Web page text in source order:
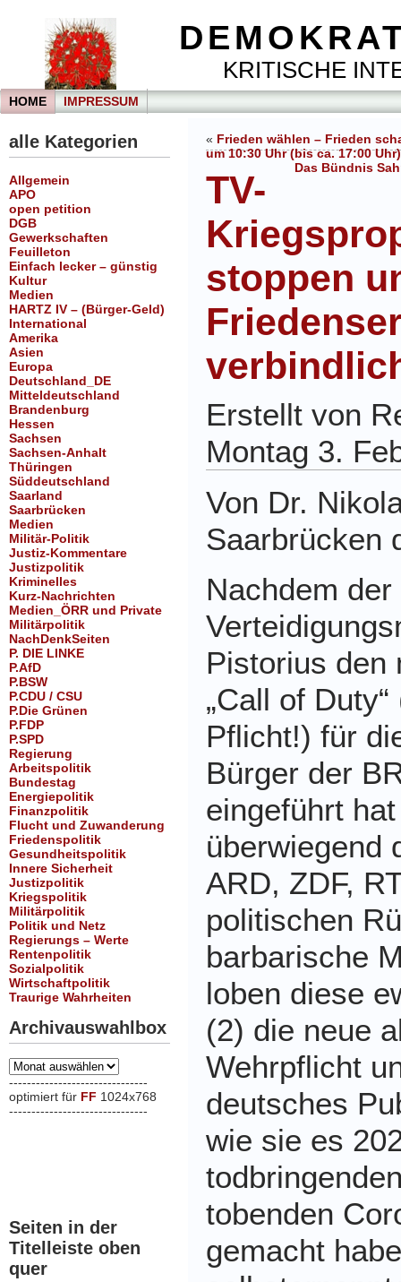
KRITISCHE
HOME IMPRESSUM
alle Kategorien
Allgemein
APO
open petition
DGB
Gewerkschaften
Feuilleton
Einfach lecker – günstig
Kultur
Medien
HARTZ IV – (Bürger-Geld)
International
Amerika
Asien
Europa
Deutschland_DE
Mitteldeutschland
Brandenburg
Hessen
Sachsen
Sachsen-Anhalt
Thüringen
Süddeutschland
Saarland
Saarbrücken
Medien
Militär-Politik
Justiz-Kommentare
Justizpolitik
Kriminelles
Kurz-Nachrichten
Medien_ÖRR und Private
Militärpolitik
NachDenkSeiten
P. DIE LINKE
P.AfD
P.BSW
P.CDU / CSU
P.Die Grünen
P.FDP
P.SPD
Regierung
Arbeitspolitik
Bundestag
Energiepolitik
Finanzpolitik
Flucht und Zuwanderung
Friedenspolitik
Gesundheitspolitik
Innere Sicherheit
Justizpolitik
Kriegspolitik
Militärpolitik
Politik und Netz
Regierungs – Werte
Rentenpolitik
Sozialpolitik
Wirtschaftpolitik
Traurige Wahrheiten
Archivauswahlbox
Archivauswahlbox
-------------------------------
optimiert für FF 1024x768
-------------------------------
Seiten in der
Titelleiste oben
quer
« Frieden wählen – Frieden
um 10:30 Uhr (bis ca. 17:00
Das Bündnis
TV-
stoppen
Erstellt von
Montag 3.
Von Dr.
Saarbrücken
Nachdem
Pistorius den
„Call of
Pflicht!) für
Bürger der
eingeführt
überwiegend
ARD, ZDF,
politischen
barbarische
loben diese
(2) die neue
Wehrpflicht
deutsches
wie sie es
tobenden
gemacht